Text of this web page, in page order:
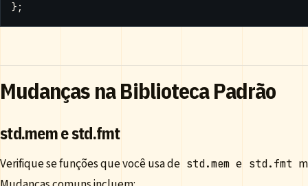
};
Mudanças na Biblioteca Padrão
std.mem e std.fmt
Verifique se funções que você usa de std.mem e std.fmt